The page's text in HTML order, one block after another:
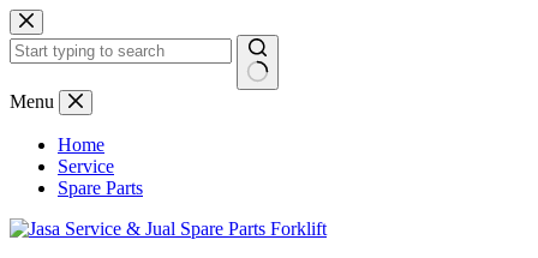
Skip
to
content
No
Menu
Home
Service
Spare Parts